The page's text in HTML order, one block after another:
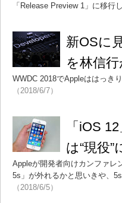
「Release Preview 1」に移行し
新OSに
を林信行
WWDC 2018でAppleははっき
（2018/6/7）
「iOS
は“現役”
Appleが開発者向けカンファレ
5s」が外れるかと思いきや、
（2018/6/5）